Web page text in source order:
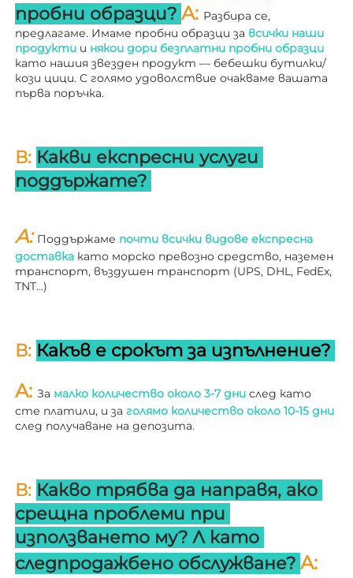
пробни образци? A: Разбира се,
предлагаме. Имаме пробни образци за всички наши
продукти и
като нашия звезден продукт — бебешки бутилки/
кози цици. С голямо удоволствие очакваме вашата
първа поръчка.
В: Какви експресни услуги
поддържате?
A: Поддържаме почти всички видове експресна
доставка като морско превозно средство, наземен
транспорт, въздушен транспорт (UPS, DHL, FedEx,
TNT…)
В: Какъв е срокът за изпълнение?
A: За малко количество около 3-7 дни след като
сте платили, и за
след получаване на депозита.
В: Какво трябва да направя, ако
срещна проблеми при
използването му? Л като
следпродажбено обслужване?